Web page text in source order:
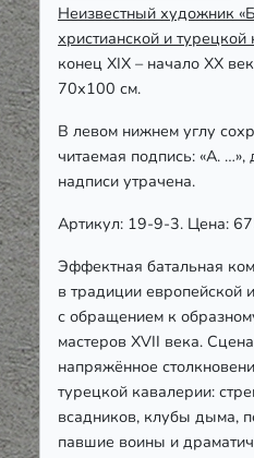
Неизвестный художник
христианской и турецкой
конец XIX – начало ХХ
70х100 см.
В левом нижнем углу
читаемая подпись: «A.
надписи утрачена.
Артикул: 19-9-3. Цена:
Эффектная батальная
в традиции европейской
с обращением к
мастеров XVII века.
напряжённое
турецкой кавалерии:
всадников, клубы дыма,
павшие воины и